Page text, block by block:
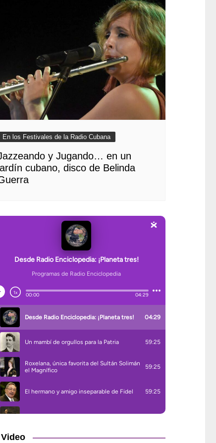
En los Festivales de la Radio Cubana
y Jugando… en un
cubano, disco de Belinda